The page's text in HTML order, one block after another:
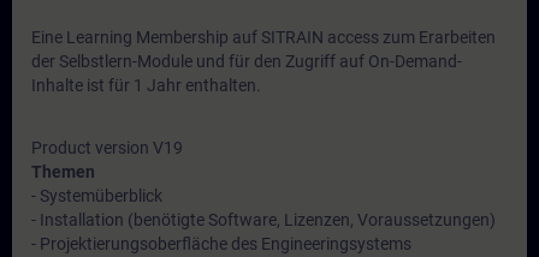
Eine Learning Membership auf SITRAIN access zum Erarbeiten
der Selbstlern-Module und für den Zugriff auf On-Demand-
Inhalte ist für 1 Jahr enthalten.
Product version V19
Themen
- Systemüberblick
- Installation (benötigte Software, Lizenzen, Voraussetzungen)
- Projektierungsoberfläche des Engineeringsystems